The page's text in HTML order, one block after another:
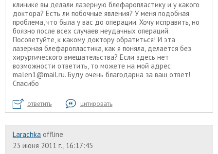
клинике вы делали лазерную блефаропластику и у какого
доктора? Есть ли побочные явления? У меня подобная
проблема, что была у вас до операции. Хочу исправить, но
боязно после всех случаев неудачных операций.
Посоветуйте, к какому доктору обратиться! И эта
лазерная блефаропластика, как я поняла, делается без
хирургического вмешательства? Если здесь нет
возможности ответить, то можете на мой адрес:
malen1@mail.ru. Буду очень благодарна за ваш ответ!
Спасибо
ответить цитировать
Larachka offline
23 июня 2011 г., 16:17:45